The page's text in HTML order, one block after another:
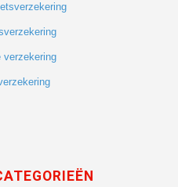
verzekering